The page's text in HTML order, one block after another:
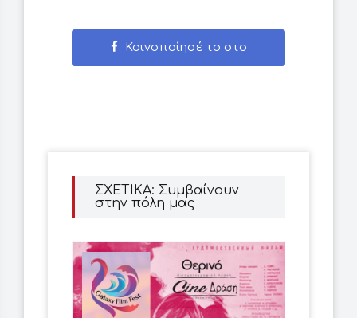
Κοινοποίησέ το στο
ΣΧΕΤΙΚΑ: Συμβαίνουν
στην πόλη μας